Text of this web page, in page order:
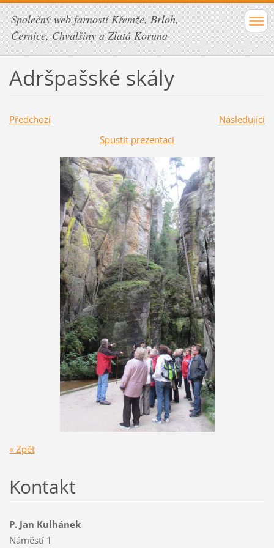
Společný web farností Křemže, Brloh,
Černice, Chvalšiny a Zlatá Koruna
Adršpašské skály
Předchozí
Následující
Spustit prezentaci
« Zpět
Kontakt
P. Jan Kulhánek
Náměstí 1